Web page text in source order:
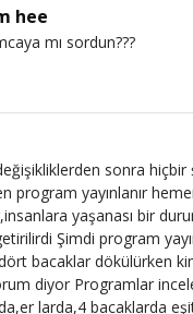
hee
mı sordun???
sonra hiçbir
program yayınlanır
yaşanası bir
Şimdi program
bacaklar dökülürken
diyor Programlar
larda,4 bacaklarda